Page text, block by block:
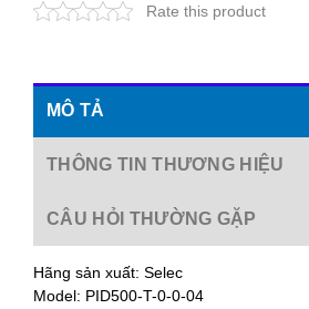
Rate this product
MÔ TẢ
THÔNG TIN THƯƠNG HIỆU
CÂU HỎI THƯỜNG GẶP
Hãng sản xuất: Selec
Model: PID500-T-0-0-04